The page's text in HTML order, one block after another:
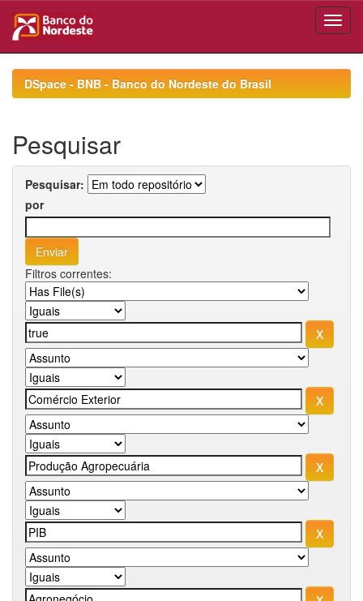
navigationDSpace - BNB - Banco do Nordeste do Brasil
Pesquisar
Pesquisar:
por
Filtros correntes: